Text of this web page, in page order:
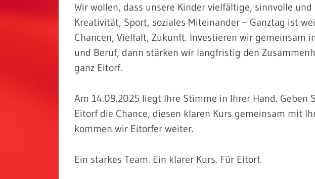
Wir wollen, dass unsere Kinder vielfältige, sinnvolle
Kreativität, Sport, soziales Miteinander – Ganztag ist
Chancen, Vielfalt, Zukunft. Investieren wir gemeinsam
und Beruf, dann stärken wir langfristig den
ganz Eitorf.
Am 14.09.2025 liegt Ihre Stimme in Ihrer Hand. Geben
Eitorf die Chance, diesen klaren Kurs gemeinsam mit
kommen wir Eitorfer weiter.
Ein starkes Team. Ein klarer Kurs. Für Eitorf.